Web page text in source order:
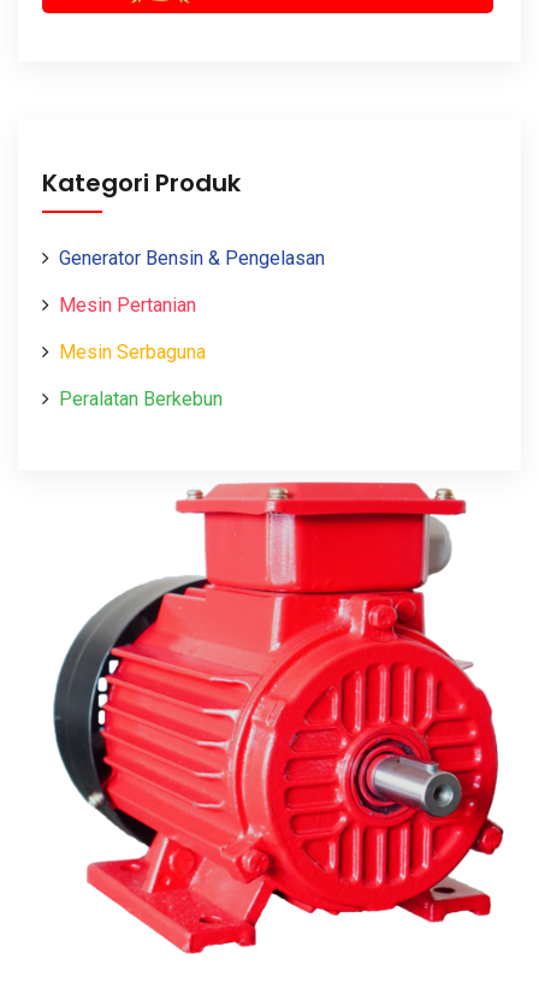
Kategori Produk
Generator Bensin & Pengelasan
Mesin Pertanian
Mesin Serbaguna
Peralatan Berkebun